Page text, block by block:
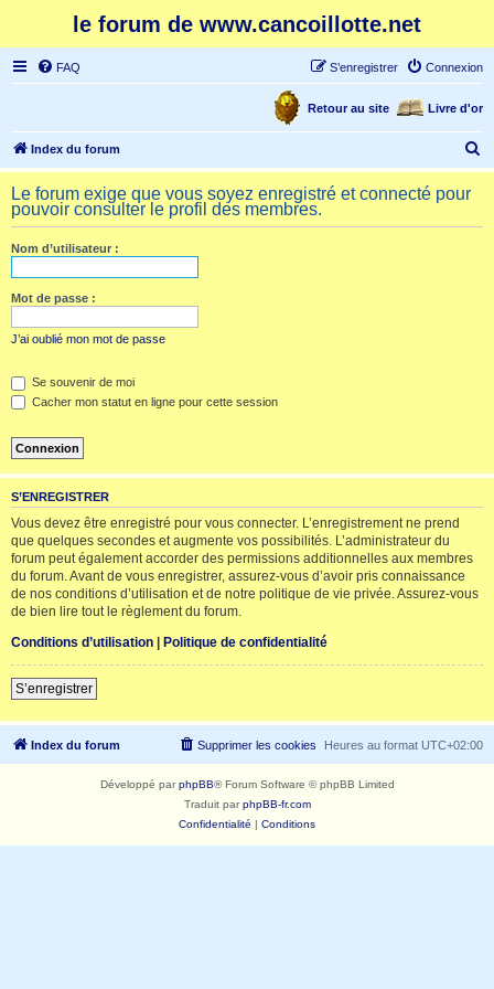
le forum de www.cancoillotte.net
FAQ Connexion
S’enregistrer
Livre d'or
Retour au site
Index du forum
e
h
Le forum exige que vous soyez enregistré et connecté pour
pouvoir consulter le profil des membres.
Nom d’utilisateur :
Mot de passe :
J’ai oublié mon mot de passe
Se souvenir de moi
Cacher mon statut en ligne pour cette session
S’ENREGISTRER
Vous devez être enregistré pour vous connecter. L’enregistrement ne prend
que quelques secondes et augmente vos possibilités. L’administrateur du
forum peut également accorder des permissions additionnelles aux membres
du forum. Avant de vous enregistrer, assurez-vous d’avoir pris connaissance
de nos conditions d’utilisation et de notre politique de vie privée. Assurez-vous
de bien lire tout le règlement du forum.
Conditions d’utilisation | Politique de confidentialité
S’enregistrer
Index du forum Heures au format UTC+02:00
Supprimer les cookies
Développé parphpBB® Forum Software © phpBB Limited
Traduit parphpBB-fr.com
Confidentialité | Conditions